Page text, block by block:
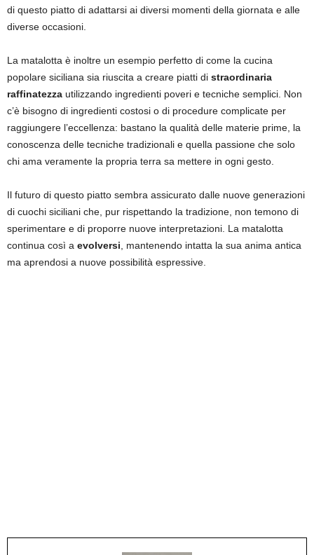
di questo piatto di adattarsi ai diversi momenti della giornata e alle
diverse occasioni.
La matalotta è inoltre un esempio perfetto di come la cucina
popolare siciliana sia riuscita a creare piatti di straordinaria
raffinatezza utilizzando ingredienti poveri e tecniche semplici. Non
c’è bisogno di ingredienti costosi o di procedure complicate per
raggiungere l’eccellenza: bastano la qualità delle materie prime, la
conoscenza delle tecniche tradizionali e quella passione che solo
chi ama veramente la propria terra sa mettere in ogni gesto.
Il futuro di questo piatto sembra assicurato dalle nuove generazioni
di cuochi siciliani che, pur rispettando la tradizione, non temono di
sperimentare e di proporre nuove interpretazioni. La matalotta
continua così a evolversi , mantenendo intatta la sua anima antica
ma aprendosi a nuove possibilità espressive.